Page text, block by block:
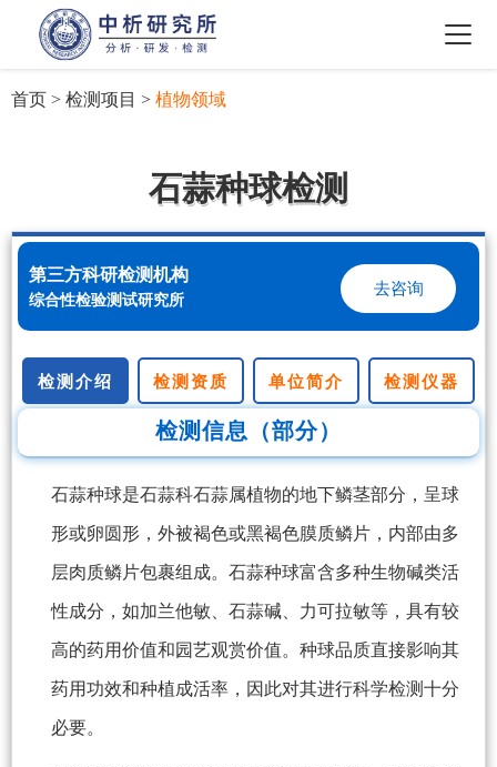
首页 > 检测项目 > 植物领域
石蒜种球检测
第三方科研检测机构
综合性检验测试研究所
去咨询
检测介绍 检测资质 单位简介 检测仪器
检测信息（部分）
石蒜种球是石蒜科石蒜属植物的地下鳞茎部分，呈球
形或卵圆形，外被褐色或黑褐色膜质鳞片，内部由多
层肉质鳞片包裹组成。石蒜种球富含多种生物碱类活
性成分，如加兰他敏、石蒜碱、力可拉敏等，具有较
高的药用价值和园艺观赏价值。种球品质直接影响其
药用功效和种植成活率，因此对其进行科学检测十分
必要。